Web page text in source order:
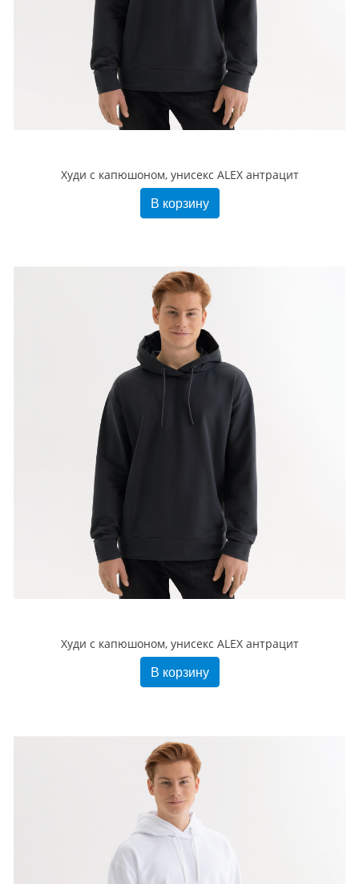
Худи с капюшоном, унисекс ALEX антрацит
В корзину
Худи с капюшоном, унисекс ALEX антрацит
В корзину